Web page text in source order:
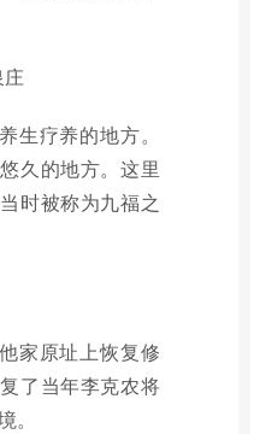
生疗养的地方。
久的地方。这里
时被称为九福之
家原址上恢复修
了当年李克农将